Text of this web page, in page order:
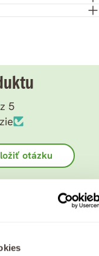
5
otázku